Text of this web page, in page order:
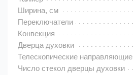
Ширина, см
Переключатели
Конвекция
Дверца духовки
Телескопические направляющие
Число стекол дверцы духовки